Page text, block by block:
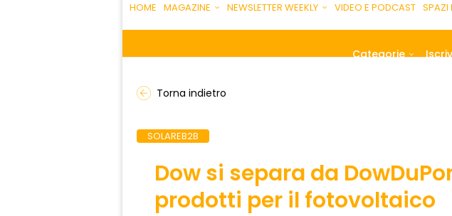
HOME MAGAZINE NEWSLETTER WEEKLY VIDEO E PODCAST SPAZI
Categorie
Torna indietro
SOLAREB2B
Dow si separa da
prodotti per il fotovoltaico